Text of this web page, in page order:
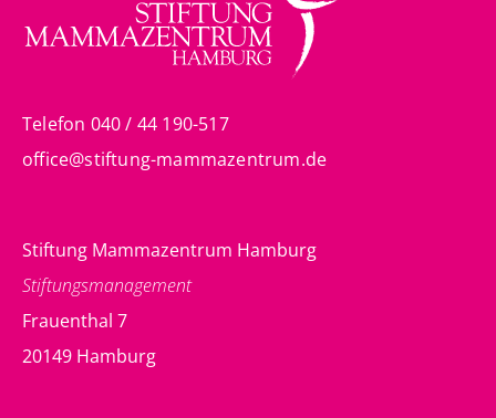
Telefon 040 / 44 190-517
office@stiftung-mammazentrum.de
Stiftung Mammazentrum Hamburg
Stiftungsmanagement
Frauenthal 7
20149 Hamburg